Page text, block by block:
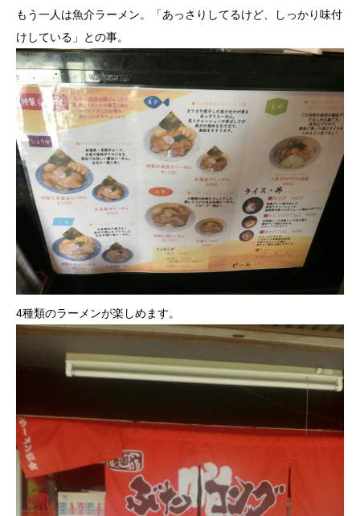
もう一人は魚介ラーメン。「あっさりしてるけど、しっかり味付
けしている」との事。
4種類のラーメンが楽しめます。